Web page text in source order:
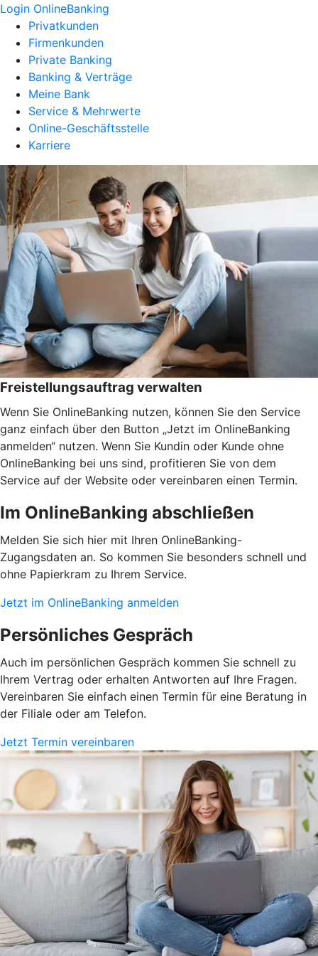
Login OnlineBanking
Privatkunden
Firmenkunden
Private Banking
Banking & Verträge
Meine Bank
Service & Mehrwerte
Online-Geschäftsstelle
Karriere
Freistellungsauftrag verwalten
Wenn Sie OnlineBanking nutzen, können Sie den Service
ganz einfach über den Button „Jetzt im OnlineBanking
anmelden“ nutzen. Wenn Sie Kundin oder Kunde ohne
OnlineBanking bei uns sind, profitieren Sie von dem
Service auf der Website oder vereinbaren einen Termin.
Im OnlineBanking abschließen
Melden Sie sich hier mit Ihren OnlineBanking-
Zugangsdaten an. So kommen Sie besonders schnell und
ohne Papierkram zu Ihrem Service.
Jetzt im OnlineBanking anmelden
Persönliches Gespräch
Auch im persönlichen Gespräch kommen Sie schnell zu
Ihrem Vertrag oder erhalten Antworten auf Ihre Fragen.
Vereinbaren Sie einfach einen Termin für eine Beratung in
der Filiale oder am Telefon.
Jetzt Termin vereinbaren